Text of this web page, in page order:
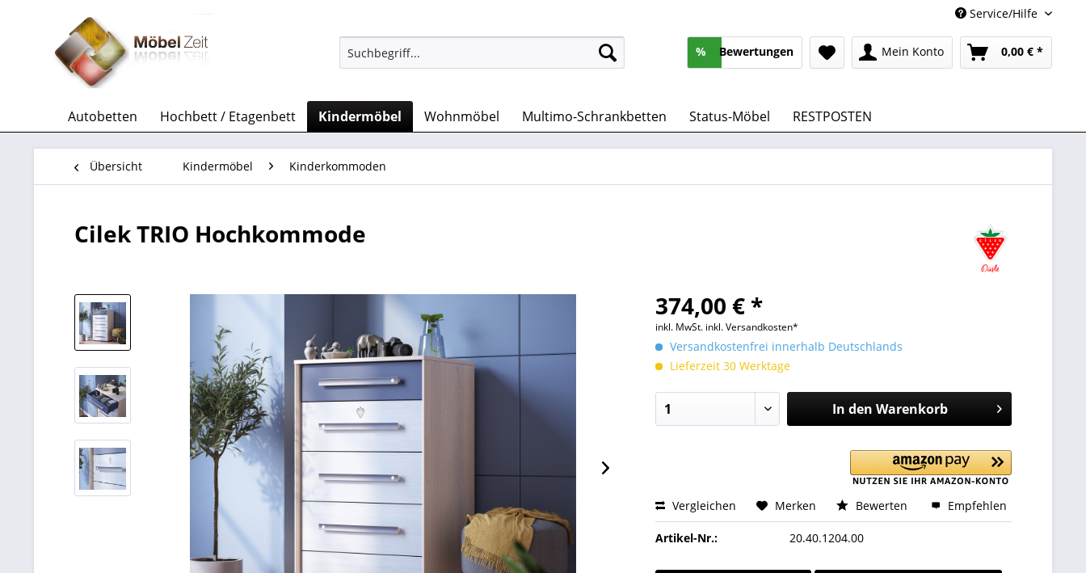
Service/Hilfe
% Bewertungen Mein Konto 0,00 € *
Autobetten Hochbett / Etagenbett Kindermöbel Wohnmöbel Multimo-Schrankbetten Status-Möbel RESTPOSTEN
Übersicht Kindermöbel Kinderkommoden
Cilek TRIO Hochkommode
374,00 € *
inkl. MwSt. inkl. Versandkosten*
Versandkostenfrei innerhalb Deutschlands
Lieferzeit 30 Werktage
In den Warenkorb
Vergleichen Merken Bewerten Empfehlen
Artikel-Nr.: 20.40.1204.00